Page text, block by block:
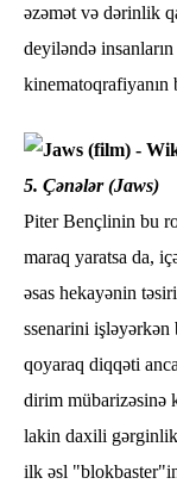
əzəmət və dərinlik
deyiləndə
kinematoqrafiyanın
5. Çənələr (Jaws)
Piter Bençlinin bu
maraq yaratsa da,
əsas hekayənin
ssenarini işləyərkən
qoyaraq diqqəti
dirim mübarizəsinə
lakin daxili
ilk əsl